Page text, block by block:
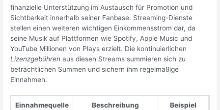
finanzielle Unterstützung im Austausch für Promotion und
Sichtbarkeit innerhalb seiner Fanbase. Streaming-Dienste
stellen einen weiteren wichtigen Einkommensstrom dar, da
seine Musik auf Plattformen wie Spotify, Apple Music und
YouTube Millionen von Plays erzielt. Die kontinuierlichen
Lizenzgebühren aus diesen Streams summieren sich zu
beträchtlichen Summen und sichern ihm regelmäßige
Einnahmen.
Einnahmequelle Beschreibung Beispiel